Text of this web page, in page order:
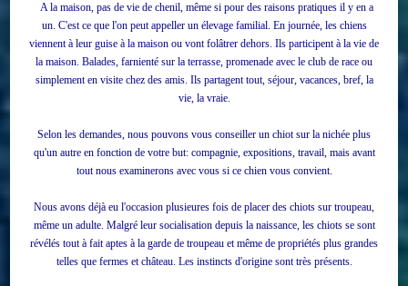
A la maison, pas de vie de chenil, même si pour des raisons pratiques il y en a
un. C'est ce que l'on peut appeller un élevage familial. En journée, les chiens
viennent à leur guise à la maison ou vont folâtrer dehors. Ils participent à la vie de
la maison. Balades, farnienté sur la terrasse, promenade avec le club de race ou
simplement en visite chez des amis. Ils partagent tout, séjour, vacances, bref, la
vie, la vraie.
Selon les demandes, nous pouvons vous conseiller un chiot sur la nichée plus
qu'un autre en fonction de votre but: compagnie, expositions, travail, mais avant
tout nous examinerons avec vous si ce chien vous convient.
Nous avons déjà eu l'occasion plusieures fois de placer des chiots sur troupeau,
même un adulte. Malgré leur socialisation depuis la naissance, les chiots se sont
révélés tout à fait aptes à la garde de troupeau et même de propriétés plus grandes
telles que fermes et château. Les instincts d'origine sont très présents.